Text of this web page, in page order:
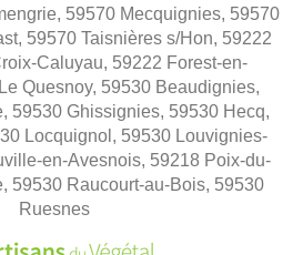
59570 Mecquignies, 59570
59570 Taisnières s/Hon, 59222
Caluyau, 59222 Forest-en-
Quesnoy, 59530 Beaudignies,
59530 Ghissignies, 59530 Hecq,
Locquignol, 59530 Louvignies-
en-Avesnois, 59218 Poix-du-
59530 Raucourt-au-Bois, 59530
Ruesnes